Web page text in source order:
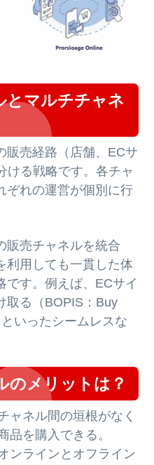
とマルチチャネ
販売経路（店舗、ECサ
ける戦略です。各チャ
ぞれの運営が個別に行
販売チャネルを統合
利用しても一貫した体
です。例えば、ECサイ
取る（BOPIS：Buy
いったシームレスな
のメリットは？
ャネル間の垣根がなく
品を購入できる。
ンラインとオフライン